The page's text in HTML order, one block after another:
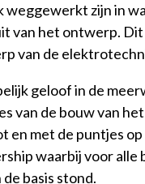
weggewerkt zijn in
van het ontwerp.
van de
geloof in de
van de bouw van
en met de puntjes
waarbij voor
basis stond.